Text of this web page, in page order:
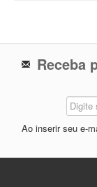
Receba
Ao inserir seu e-